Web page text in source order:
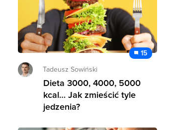
15
Tadeusz Sowiński
Dieta 3000, 4000, 5000
kcal… Jak zmieścić tyle
jedzenia?